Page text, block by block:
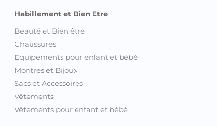
Habillement et Bien Etre
Beauté et Bien être
Chaussures
Equipements pour enfant et bébé
Montres et Bijoux
Sacs et Accessoires
Vêtements
Vêtements pour enfant et bébé